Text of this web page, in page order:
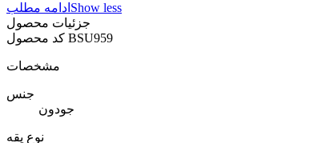
ادامه مطلب Show less
جزئیات محصول
BSU959
مشخصات
جنس
جودون
نوع یقه